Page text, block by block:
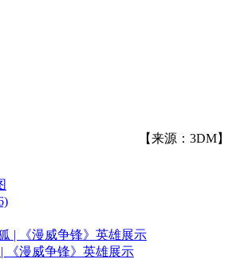
【来源：3DM】
《漫威争锋》英雄展示